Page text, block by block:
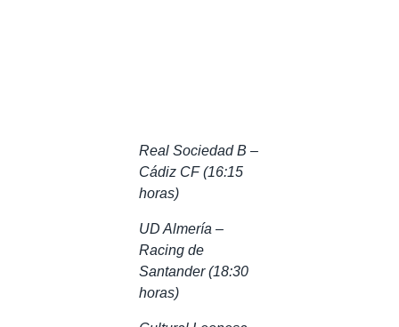
Real Sociedad B –
Cádiz CF (16:15
horas)
UD Almería –
Racing de
Santander (18:30
horas)